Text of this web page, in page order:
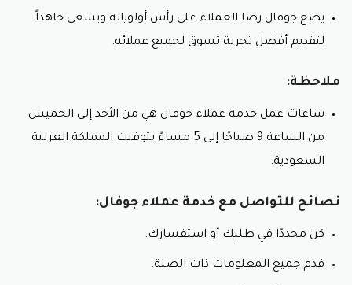
يضع جوفال رضا العملاء على رأس أولوياته ويسعى جاهداً
لتقديم أفضل تجربة تسوق لجميع عملائه.
ملاحظة:
ساعات عمل خدمة عملاء جوفال هي من الأحد إلى الخميس
من الساعة 9 صباحًا إلى 5 مساءً بتوقيت المملكة العربية
السعودية.
نصائح للتواصل مع خدمة عملاء جوفال:
كن محددًا في طلبك أو استفسارك.
قدم جميع المعلومات ذات الصلة.